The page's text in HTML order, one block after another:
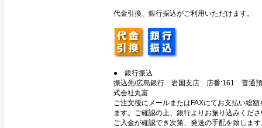
代金引換、銀行振込がご利用いただけます。
● 銀行振込
振込先/広島銀行 岩国支店 店番:161 普通
式会社丸富
ご注文後にメールまたはFAXにてお支払い総
ます。ご確認の上、銀行よりお振り込みくだ
ご入金が確認でき次第、発送の手配を致しま